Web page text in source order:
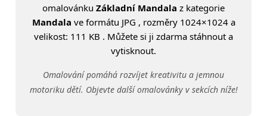
omalovánku Základní Mandala z kategorie
Mandala ve formátu JPG , rozměry 1024×1024 a
velikost: 111 KB . Můžete si ji zdarma stáhnout a
vytisknout.
Omalování pomáhá rozvíjet kreativitu a jemnou
motoriku dětí. Objevte další omalovánky v sekcích níže!